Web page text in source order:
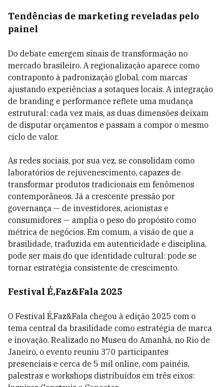
Tendências de marketing reveladas pelo
painel
Do debate emergem sinais de transformação no
mercado brasileiro. A regionalização aparece como
contraponto à padronização global, com marcas
ajustando experiências a sotaques locais. A integração
de branding e performance reflete uma mudança
estrutural: cada vez mais, as duas dimensões deixam
de disputar orçamentos e passam a compor o mesmo
ciclo de valor.
As redes sociais, por sua vez, se consolidam como
laboratórios de rejuvenescimento, capazes de
transformar produtos tradicionais em fenômenos
contemporâneos. Já a crescente pressão por
governança — de investidores, acionistas e
consumidores — amplia o peso do propósito como
métrica de negócios. Em comum, a visão de que a
brasilidade, traduzida em autenticidade e disciplina,
pode ser mais do que identidade cultural: pode se
tornar estratégia consistente de crescimento.
Festival É,Faz&Fala 2025
O Festival É,Faz&Fala chegou à edição 2025 com o
tema central da brasilidade como estratégia de marca
e inovação. Realizado no Museu do Amanhã, no Rio de
Janeiro, o evento reuniu 370 participantes
presenciais e cerca de 5 mil online, com painéis,
palestras e workshops distribuídos em três eixos: